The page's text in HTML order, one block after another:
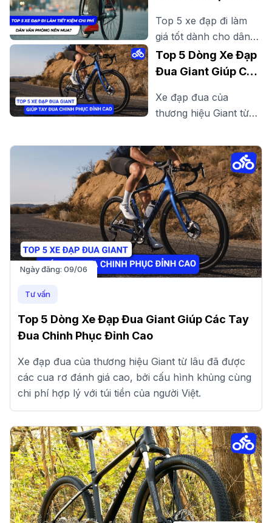
rèn luyện sức khỏe
mỗi ngày.
Nên Mua?
Top 5 xe đạp đi làm
giá tốt dành cho dân
văn phòng. Tìm hiểu
ngay các mẫu xe đạp
thiết kế hiện đại, phù
hợp di chuyển hàng
Top 5 Dòng Xe Đạp
Đua Giant Giúp Các
Phục Đỉnh Cao
Xe đạp đua của
thương hiệu Giant từ
rơ đánh giá cao, bởi
cấu hình khủng cùng
chi phí hợp lý với túi
tiền của người Việt.
Ngày đăng: 09/06
Tư vấn
Top 5 Dòng Xe Đạp Đua Giant Giúp Các Tay
Đua Chinh Phục Đỉnh Cao
Xe đạp đua của thương hiệu Giant từ lâu đã được
các cua rơ đánh giá cao, bởi cấu hình khủng cùng
chi phí hợp lý với túi tiền của người Việt.